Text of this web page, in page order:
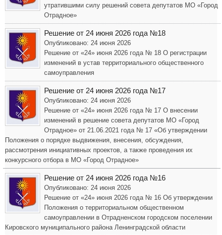
утратившими силу решений совета депутатов МО «Город
Отрадное»
Решение от 24 июня 2026 года №18
Опубликовано: 24 июня 2026
Решение от «24» июня 2026 года № 18 О регистрации
изменений в устав территориального общественного
самоуправления
Решение от 24 июня 2026 года №17
Опубликовано: 24 июня 2026
Решение от «24» июня 2026 года № 17 О внесении
изменений в решение совета депутатов МО «Город
Отрадное» от 21.06.2021 года № 17 «Об утверждении
Положения о порядке выдвижения, внесения, обсуждения,
рассмотрения инициативных проектов, а также проведения их
конкурсного отбора в МО «Город Отрадное»
Решение от 24 июня 2026 года №16
Опубликовано: 24 июня 2026
Решение от «24» июня 2026 года № 16 Об утверждении
Положения о территориальном общественном
самоуправлении в Отрадненском городском поселении
Кировского муниципального района Ленинградской области